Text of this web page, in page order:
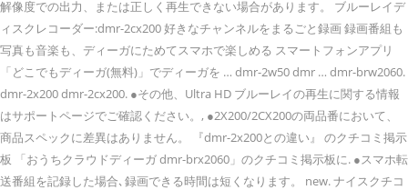
解像度での出力、または正しく再生できない場合があります。 ブルーレイデ
ィスクレコーダー:dmr-2cx200 好きなチャンネルをまるごと録画 録画番組も
写真も音楽も、ディーガにためてスマホで楽しめる スマートフォンアプリ
「どこでもディーガ(無料)」でディーガを … dmr-2w50 dmr … dmr-brw2060.
dmr-2x200 dmr-2cx200. ●その他、Ultra HD ブルーレイの再生に関する情報
はサポートページでご確認ください。, ●2X200/2CX200の両品番において、
商品スペックに差異はありません。 『dmr-2x200との違い』 のクチコミ掲示
板 「おうちクラウドディーガ dmr-brx2060」のクチコミ掲示板に. ●スマホ転
送番組を記録した場合､録画できる時間は短くなります。 new. ナイスクチコ